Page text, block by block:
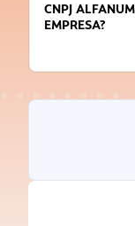
CNPJ
EMPRESA?